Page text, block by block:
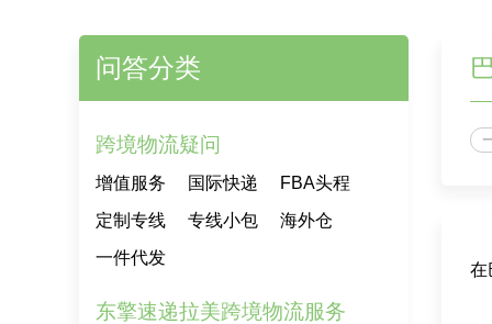
问答分类
跨境物流疑问
增值服务 国际快递
FBA头程
定制专线
专线小包
海外仓
一件代发
东擎速递拉美跨境物流服务
在